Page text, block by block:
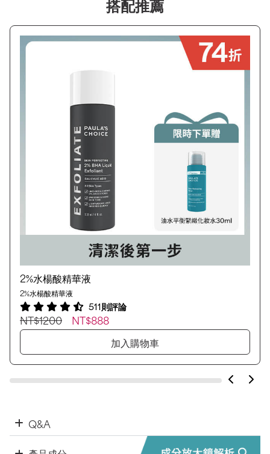
2%水楊酸精華液
2%水楊酸精華液
511則評論
NT$1200
NT$888
加入購物車
Q&A